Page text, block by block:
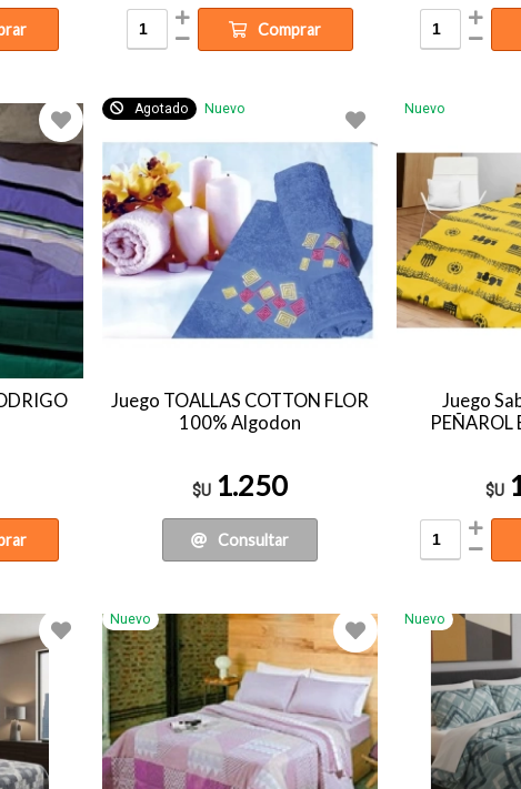
Comprar
Agotado Nuevo
Juego TOALLAS COTTON FLOR
100% Algodon
$U 1.250
Consultar
Nuevo
Juego
PEÑAROL
$U
Nuevo Nuevo